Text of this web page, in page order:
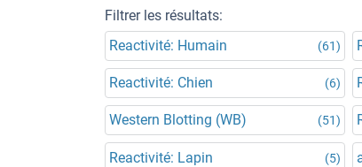
Filtrer les résultats:
Reactivité: Humain
(61)
Reactivité: Chien (6)
Western Blotting (WB) (51)
Reactivité: Lapin (5)